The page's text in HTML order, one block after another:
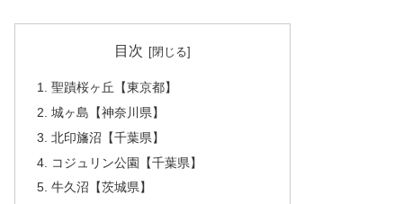
目次
聖蹟桜ヶ丘【東京都】
城ヶ島【神奈川県】
北印旛沼【千葉県】
コジュリン公園【千葉県】
牛久沼【茨城県】